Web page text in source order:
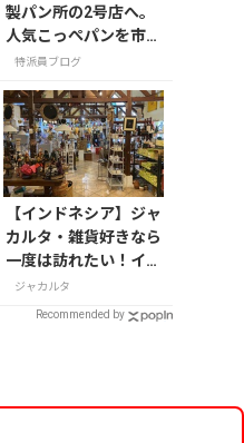
製パン所の2号店へ。
人気こっぺパンを市役
所で味わう
特派員ブログ
【インドネシア】ジャ
カルタ・雑貨好きなら
一度は訪れたい！イン
ドネシアの魅力が詰ま
った「Chic Mart」
ジャカルタ
Recommended by